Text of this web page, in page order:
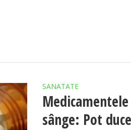
SANATATE
sânge: Pot